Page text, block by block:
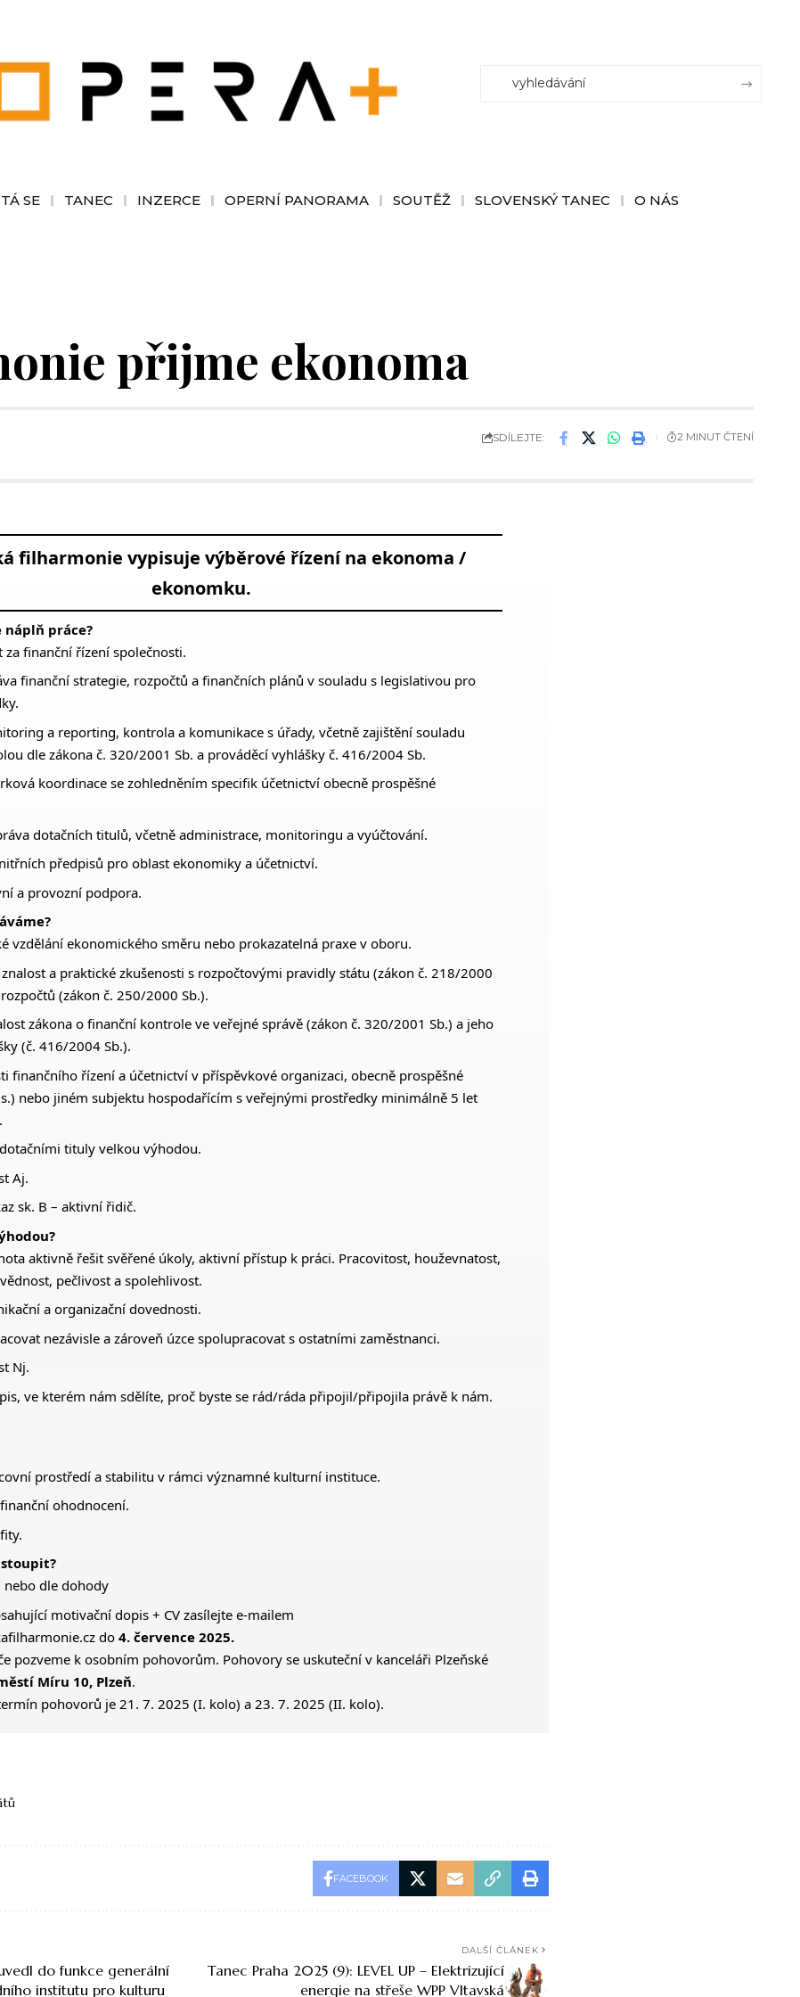
SE TANEC INZERCE OPERNÍ PANORAMA SOUTĚŽ SLOVENSKÝ TANEC O NÁS
přijme ekonoma
SDÍLEJTE: 2 MINUT ČTENÍ
filharmonie vypisuje výběrové řízení na ekonoma /
ekonomku.
náplň práce?
za finanční řízení společnosti.
finanční strategie, rozpočtů a finančních plánů v souladu s legislativou pro
a reporting, kontrola a komunikace s úřady, včetně zajištění souladu
dle zákona č. 320/2001 Sb. a prováděcí vyhlášky č. 416/2004 Sb.
koordinace se zohledněním specifik účetnictví obecně prospěšné
dotačních titulů, včetně administrace, monitoringu a vyúčtování.
předpisů pro oblast ekonomiky a účetnictví.
a provozní podpora.
vzdělání ekonomického směru nebo prokazatelná praxe v oboru.
a praktické zkušenosti s rozpočtovými pravidly státu (zákon č. 218/2000
(zákon č. 250/2000 Sb.).
zákona o finanční kontrole ve veřejné správě (zákon č. 320/2001 Sb.) a jeho
(č. 416/2004 Sb.).
finančního řízení a účetnictví v příspěvkové organizaci, obecně prospěšné
nebo jiném subjektu hospodařícím s veřejnými prostředky minimálně 5 let
tituly velkou výhodou.
Aj.
sk. B – aktivní řidič.
aktivně řešit svěřené úkoly, aktivní přístup k práci. Pracovitost, houževnatost,
pečlivost a spolehlivost.
a organizační dovednosti.
nezávisle a zároveň úzce spolupracovat s ostatními zaměstnanci.
Nj.
ve kterém nám sdělíte, proč byste se rád/ráda připojil/připojila právě k nám.
prostředí a stabilitu v rámci významné kulturní instituce.
ohodnocení.
dle dohody
motivační dopis + CV zasílejte e-mailem
do 4. července 2025.
pozveme k osobním pohovorům. Pohovory se uskuteční v kanceláři Plzeňské
Míru 10, Plzeň.
pohovorů je 21. 7. 2025 (I. kolo) a 23. 7. 2025 (II. kolo).
FACEBOOK
do funkce generální
institutu pro kulturu
DALŠÍ ČLÁNEK
Tanec Praha 2025 (9): LEVEL UP – Elektrizující
energie na střeše WPP Vltavská